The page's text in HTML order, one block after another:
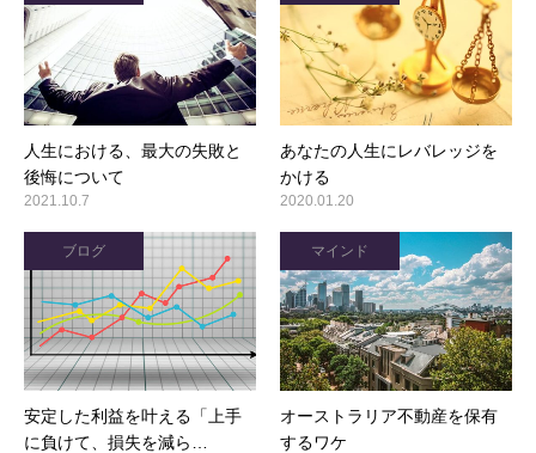
人生における、最大の失敗と
後悔について
2021.10.7
あなたの人生にレバレッジを
かける
2020.01.20
安定した利益を叶える「上手
に負けて、損失を減ら…
ブログ
オーストラリア不動産を保有
するワケ
マインド